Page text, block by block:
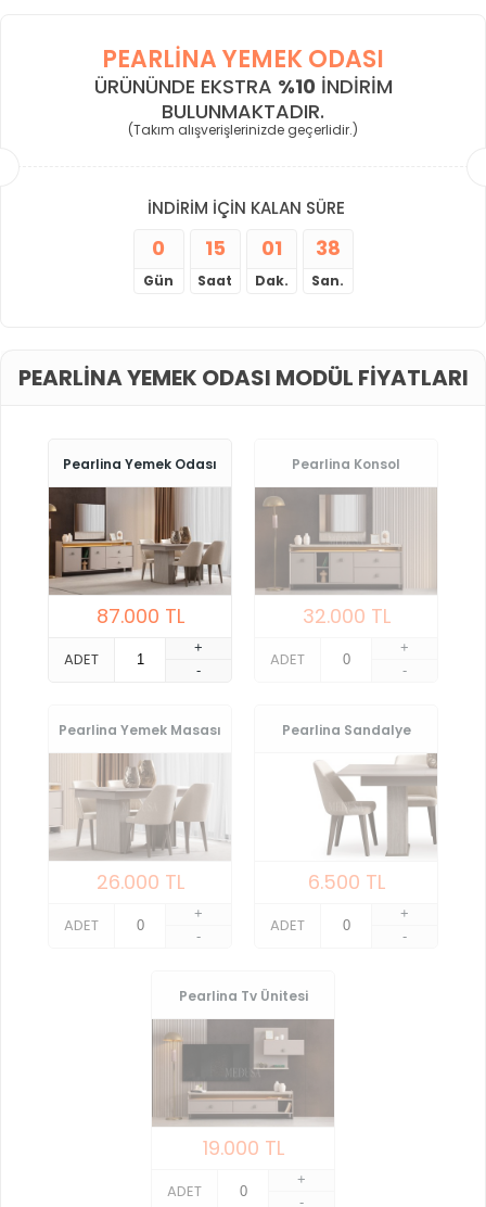
PEARLINA YEMEK ODASI
ÜRÜNÜNDE EKSTRA %10 INDIRIM
BULUNMAKTADIR.
(Takım alışverişlerinizde geçerlidir.)
İNDİRİM İÇİN KALAN SÜRE
0
Gün
15
Saat
01
Dak.
37
San.
PEARLINA YEMEK ODASI MODÜL FIYATLARI
Pearlina Yemek Odası
87.000 TL
ADET
+
-
Pearlina Konsol
32.000 TL
ADET
+
-
Pearlina Yemek Masası
26.000 TL
ADET
+
-
Pearlina Sandalye
6.500 TL
ADET
+
-
Pearlina Tv Ünitesi
19.000 TL
ADET
+
-